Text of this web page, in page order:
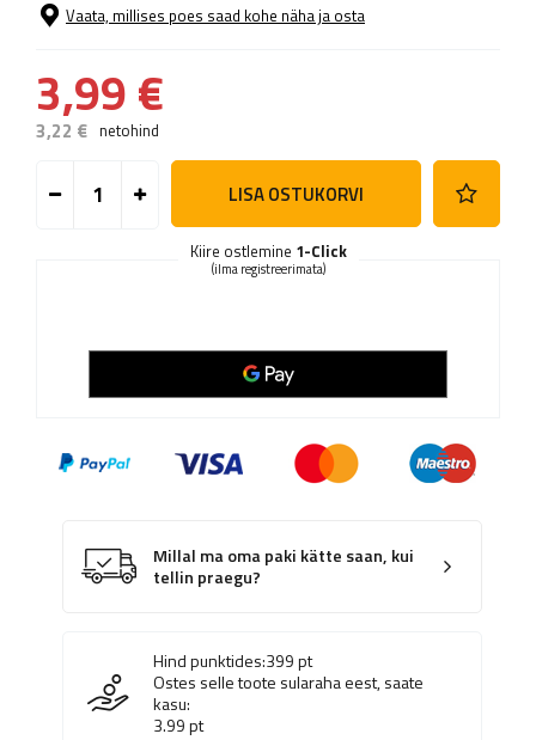
Vaata, millises poes saad kohe näha ja osta
3,99 €
3,22 € netohind
LISA OSTUKORVI
Kiire ostlemine 1-Click
(ilma registreerimata)
Millal ma oma paki kätte saan, kui
tellin praegu?
Hind punktides:399pt
Ostes selle toote sularaha eest, saate
kasu:
3.99pt